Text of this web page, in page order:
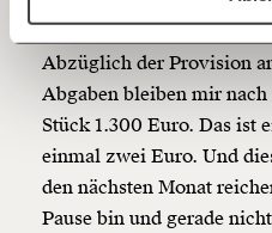
150€
Ich möchte meine
Geschenkurkunde
ausdrucken oder
Abzüglich der Provision
Abgaben bleiben mir
Stück 1.300 Euro. Das ist
einmal zwei Euro. Und
den nächsten Monat
Pause bin und gerade